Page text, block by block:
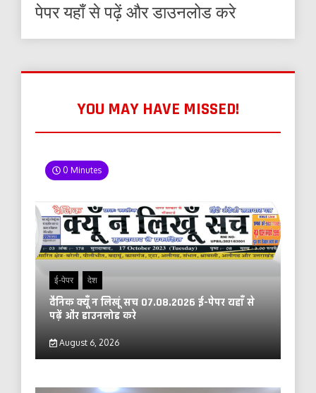
पेपर यहाँ से पढ़ें और डाउनलोड करे
YOU MAY HAVE MISSED!
0 Minutes
ई-पेपर देश
दैनिक क्यूँ न लिखूं सच 07.08.2026 ई-पेपर यहाँ से
पढ़ें और डाउनलोड करे
August 6, 2026